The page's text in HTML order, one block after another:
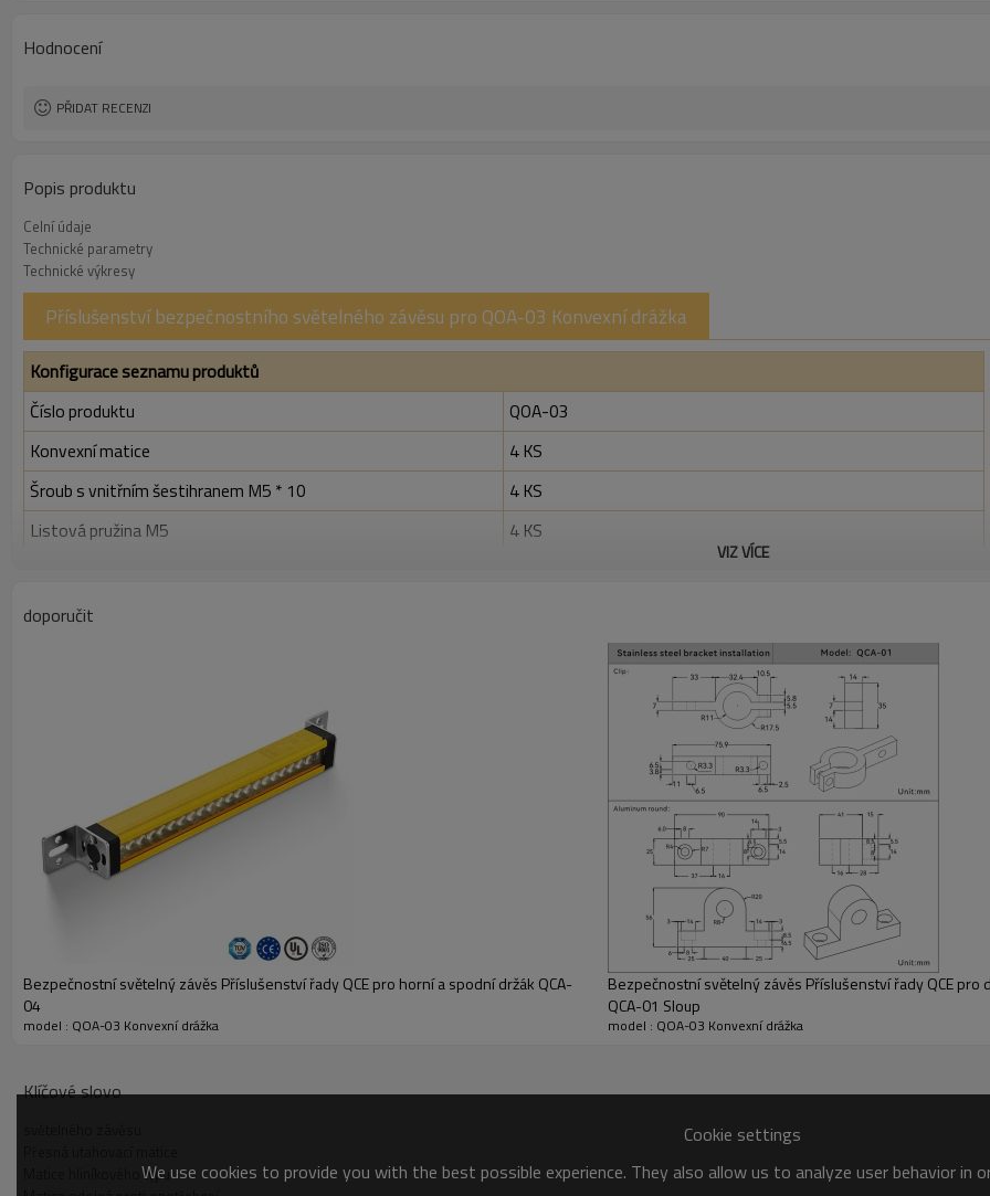
Hodnocení
PŘIDAT RECENZI
Popis produktu
Celní údaje
Technické parametry
Technické výkresy
Příslušenství bezpečnostního světelného závěsu pro QOA-03 Konvexní drážka
Konfigurace seznamu produktů
Číslo produktu
QOA-03
Konvexní matice
4 KS
Šroub s vnitřním šestihranem M5 * 10
4 KS
Listová pružina M5
4 KS
Velikost balení (g)
Kulovitá matice, navržená pro použití v bezpečnostních světelných závěsech, je pečlivě vyrobena z vysoce pevné slitiny odolné
prostředích. Tato slitina kombinuje výjimečnou mechanickou pevnost se spolehlivou odolností proti korozi, takže je ideální pro
zda jsou tyto šrouby vystaveny extrémním teplotám, agresivním chemikáliím nebo neustálým vibracím, zachovávají si svou
Základní informace o instalačním příslušenství
Číslo produktu
Materiál
Šroub s vnitřním šestihranem
Listová pružina M4
Železné niklování
VIZ VÍCE
doporučit
Bezpečnostní světelný závěs Příslušenství řady QCE pro horní a spodní držák QCA-
04
model : QOA-03 Konvexní drážka
Bezpečnostní světelný závěs Příslušenství řady QCE pro
QCA-01 Sloup
model : QOA-03 Konvexní drážka
Klíčové slovo
Matice hliníkového typu
Cookie settings
We use cookies to provide you with the best possible experience. They also allow us to analyze user behavior